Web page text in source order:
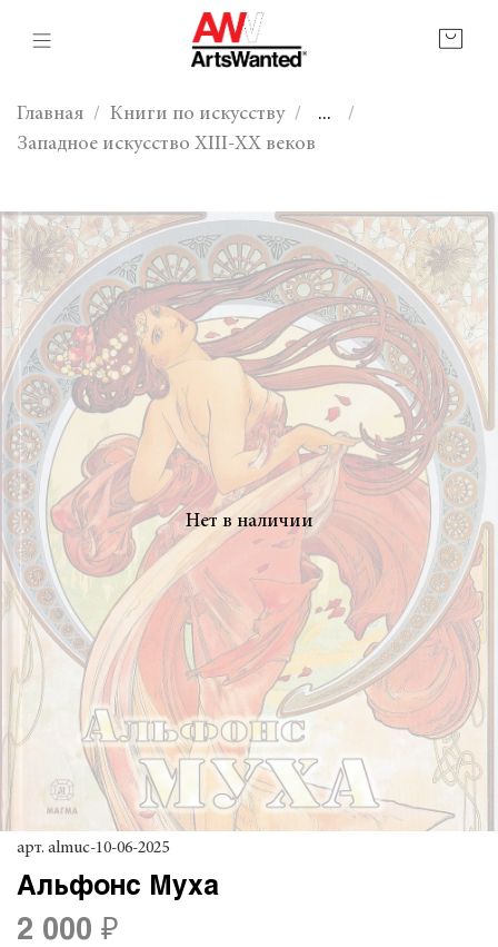
Главная Книги по искусству
...
Западное искусство XIII-XX веков
Нет в наличии
арт. almuc-10-06-2025
Альфонс Муха
2 000 ₽